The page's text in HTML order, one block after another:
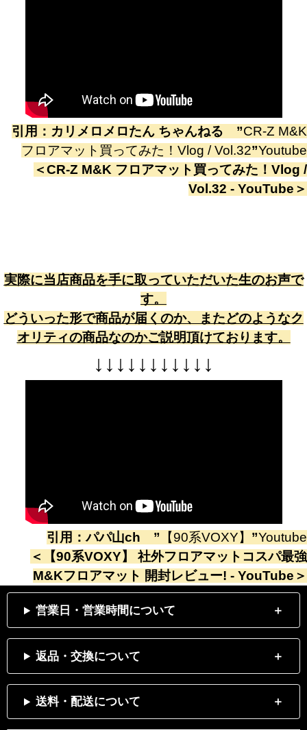
引用： カリメロメロたん ちゃんねる ”CR-Z M&K
フロアマット買ってみた！Vlog / Vol.32”Youtube
＜CR-Z M&K フロアマット買ってみた！Vlog /
Vol.32 - YouTube ＞
実際に当店商品を手に取っていただいた生のお声で
す。
どういった形で商品が届くのか、またどのようなク
オリティの商品なのかご説明頂けております。
↓ ↓ ↓ ↓ ↓ ↓ ↓ ↓ ↓ ↓ ↓
引用：パパ山ch ” 【90系VOXY】 ”Youtube
＜
【90系VOXY】 社外フロアマットコスパ最強
M&Kフロアマット 開封レビュー! - YouTube ＞
営業日・営業時間について
返品・交換について
送料・配送について